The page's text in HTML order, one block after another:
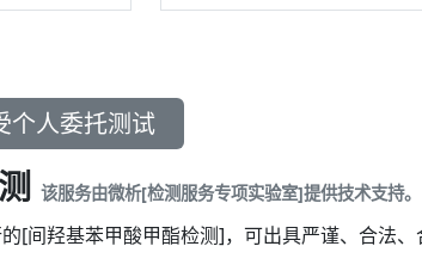
个人委托测试
该服务由微析[检测服务专项实验室]提供技术支持。
[间羟基苯甲酸甲酯检测]，可出具严谨、合法